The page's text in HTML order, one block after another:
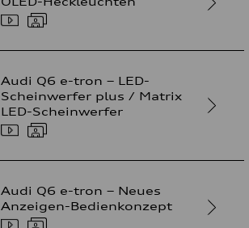
Audi Q6 e-tron – LED-
Scheinwerfer plus / Matrix
LED-Scheinwerfer
Audi Q6 e-tron – Neues
Anzeigen-Bedienkonzept